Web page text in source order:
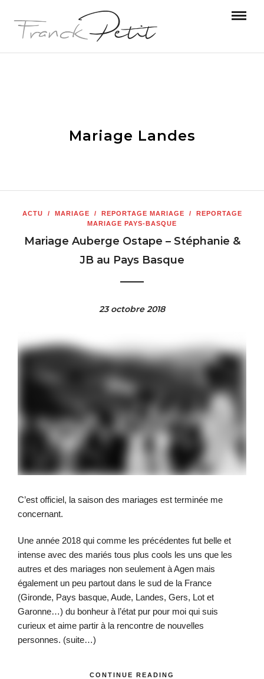
Mariage Landes
ACTU / MARIAGE / REPORTAGE MARIAGE / REPORTAGE
MARIAGE PAYS-BASQUE
Mariage Auberge Ostape – Stéphanie &
JB au Pays Basque
23 octobre 2018
C’est officiel, la saison des mariages est terminée me
concernant.
Une année 2018 qui comme les précédentes fut belle et
intense avec des mariés tous plus cools les uns que les
autres et des mariages non seulement à Agen mais
également un peu partout dans le sud de la France
(Gironde, Pays basque, Aude, Landes, Gers, Lot et
Garonne…) du bonheur à l’état pur pour moi qui suis
curieux et aime partir à la rencontre de nouvelles
personnes. (suite…)
CONTINUE READING